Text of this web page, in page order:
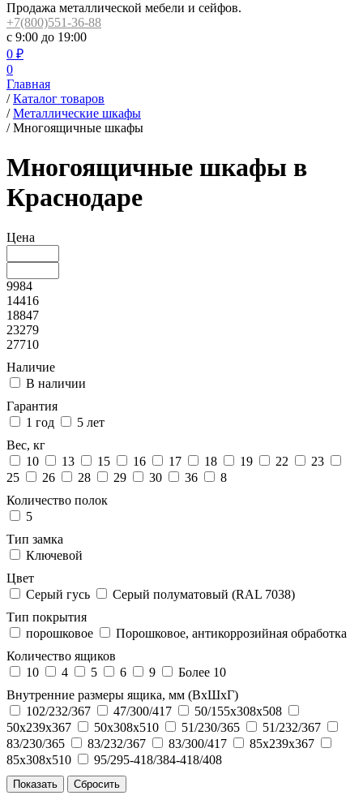
Продажа металлической мебели и сейфов.
+7(800)551-36-88
с 9:00 до 19:00
0 ₽
0
Главная
/ Каталог товаров
/ Металлические шкафы
/ Многоящичные шкафы
Многоящичные шкафы в
Краснодаре
Цена
9984
14416
18847
23279
27710
Наличие
В наличии
Гарантия
1 год
5 лет
Вес, кг
10
13 15 16 17 18 19 22
23
25
26 28 29 30 36
8
Количество полок
5
Тип замка
Ключевой
Цвет
Серый гусь
Серый полуматовый (RAL 7038)
Тип покрытия
порошковое
Порошковое, антикоррозийная обработка
Количество ящиков
10
4 5 6 9
Более 10
Внутренние размеры ящика, мм (ВхШхГ)
102/232/367
47/300/417
50/155x308x508
50x239x367
50x308x510 51/230/365
51/232/367
83/230/365
83/232/367 83/300/417
85x239x367
85x308x510
95/295-418/384-418/408